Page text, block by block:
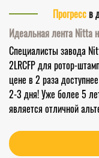
Идеальная лента Nitta
Специалисты завода
2LRCFP для ротор-
цене в 2 раза
2-3 дня! Уже более 5
является отличной
Прогрессв